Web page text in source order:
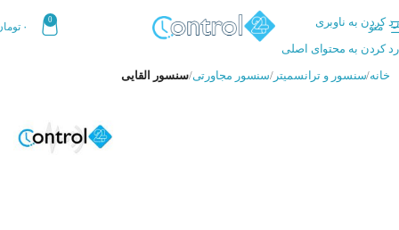
رد کردن به ناوبری
رد کردن به محتوای اصلی
منو
0
۰
خانه سنسور و ترانسمیتر سنسور مجاورتی سنسور القایی